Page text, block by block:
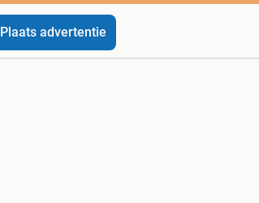
Plaats advertentie